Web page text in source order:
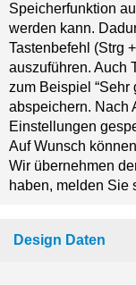
Speicherfunktion
werden kann.
Tastenbefehl (Strg
auszuführen. Auch
zum Beispiel “Sehr
abspeichern. Nach
Einstellungen
Auf Wunsch
Wir übernehmen
haben, melden Sie
Design Daten